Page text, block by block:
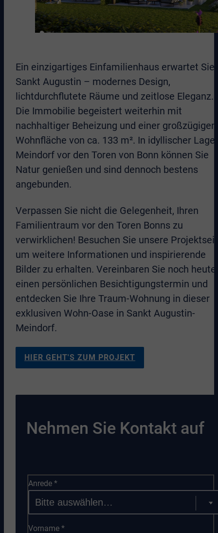
Ein einzigartiges Einfamilienhaus erwartet Sie
Sankt Augustin – modernes Design,
lichtdurchflutete Räume und zeitlose Eleganz.
Die Immobilie begeistert weiterhin mit
nachhaltiger Beheizung und einer großzügigen
Wohnfläche von ca. 133 m². In idyllischer Lage
Meindorf vor den Toren von Bonn können Sie
Natur genießen und sind dennoch bestens
angebunden.
Verpassen Sie nicht die Gelegenheit, Ihren
Familientraum vor den Toren Bonns zu
verwirklichen! Besuchen Sie unsere
um weitere Informationen und inspirierende
Bilder zu erhalten. Vereinbaren Sie noch heute
einen persönlichen Besichtigungstermin und
entdecken Sie Ihre Traum-Wohnung in dieser
exklusiven Wohn-Oase in Sankt Augustin-
Meindorf.
HIER GEHT'S ZUM PROJEKT
Nehmen Sie Kontakt auf
Anrede*
Vorname*